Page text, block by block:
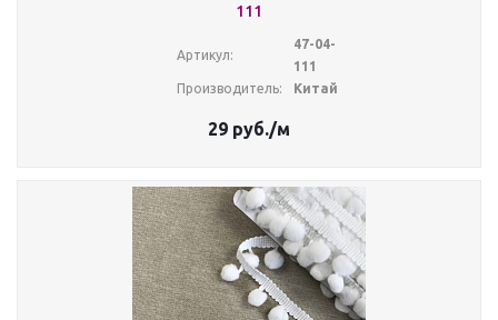
111
Артикул:
47-04-
111
Производитель:
Китай
29 руб./м